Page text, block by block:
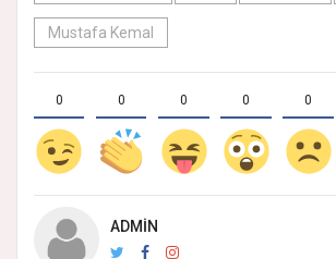
Mustafa Kemal
0 0 0 0 0
ADMIN